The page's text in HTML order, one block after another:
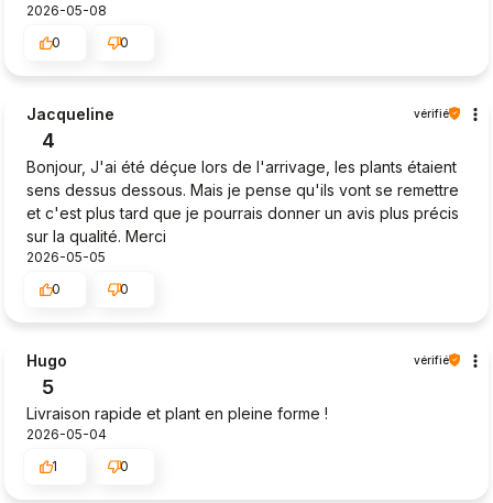
2026-05-08
0
0
Jacqueline vérifié
4
Bonjour, J'ai été déçue lors de l'arrivage, les plants étaient
sens dessus dessous. Mais je pense qu'ils vont se remettre
et c'est plus tard que je pourrais donner un avis plus précis
sur la qualité. Merci
2026-05-05
0
0
Hugo vérifié
5
Livraison rapide et plant en pleine forme !
2026-05-04
1
0